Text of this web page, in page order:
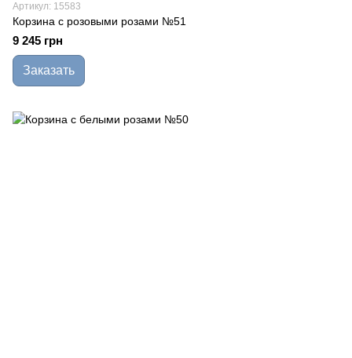
Артикул: 15583
Корзина с розовыми розами №51
9 245 грн
Заказать